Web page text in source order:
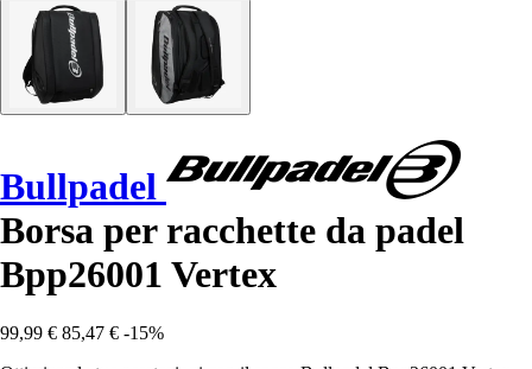
Bullpadel
Borsa per racchette da padel
Bpp26001 Vertex
99,99 € 85,47 € -15%